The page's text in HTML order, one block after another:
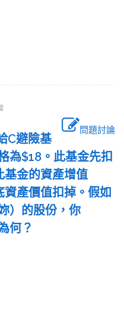
問題討論
C避險基
為$18。此基金先扣
基金的資產增值
產價值扣掉。假如
）的股份，你
何？